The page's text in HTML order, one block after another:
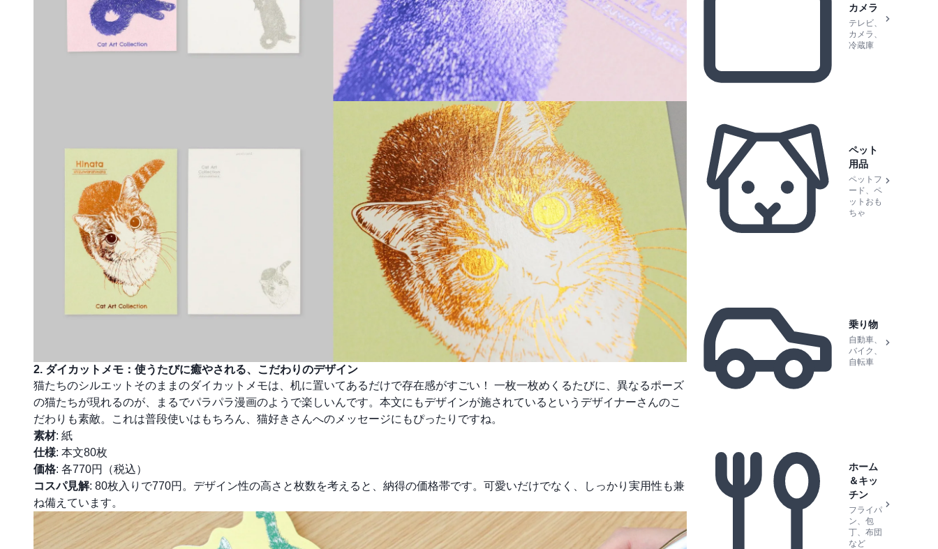
2. ダイカットメモ：使うたびに癒やされる、こだわりのデザイン
猫たちのシルエットそのままのダイカットメモは、机に置いてあるだけで存在感がすごい！ 一枚一枚めくるたびに、異なるポーズ
の猫たちが現れるのが、まるでパラパラ漫画のようで楽しいんです。本文にもデザインが施されているというデザイナーさんのこ
だわりも素敵。これは普段使いはもちろん、猫好きさんへのメッセージにもぴったりですね。
素材: 紙
仕様: 本文80枚
価格: 各770円（税込）
コスパ見解: 80枚入りで770円。デザイン性の高さと枚数を考えると、納得の価格帯です。可愛いだけでなく、しっかり実用性も兼
ね備えています。
カメラ
テレビ、
カメラ、
冷蔵庫
ペット
用品
ペットフ
ード、ペ
ットおも
ちゃ
乗り物
自動車、
バイク、
自転車
ホーム
＆キッ
チン
フライパ
ン、包
丁、布団
など